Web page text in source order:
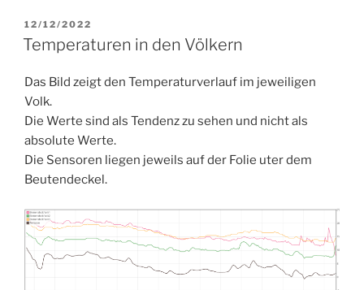
VERÖFFENTLICHT
AM
12/12/2022
Temperaturen in den Völkern
Das Bild zeigt den Temperaturverlauf im jeweiligen
Volk.
Die Werte sind als Tendenz zu sehen und nicht als
absolute Werte.
Die Sensoren liegen jeweils auf der Folie uter dem
Beutendeckel.